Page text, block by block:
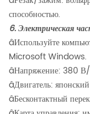
способностью.
6. Электрическая
âИспользуйте
Microsoft Windows.
âНапряжение: 380 В/
âДвигатель:
âБесконтактный